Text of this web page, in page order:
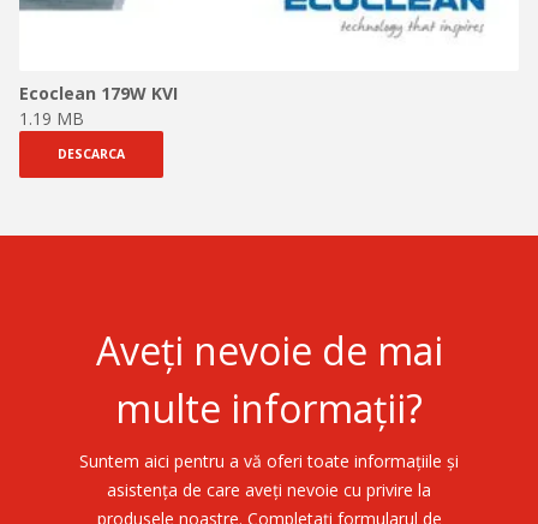
Ecoclean 179W KVI
1.19 MB
DESCARCA
Aveți nevoie de mai
multe informații?
Suntem aici pentru a vă oferi toate informațiile și
asistența de care aveți nevoie cu privire la
produsele noastre. Completați formularul de